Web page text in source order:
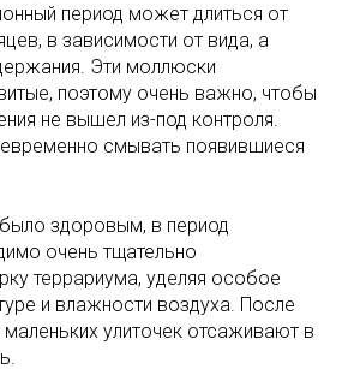
период может длиться от
в зависимости от вида, а
Эти моллюски
поэтому очень важно, чтобы
не вышел из-под контроля.
смывать появившиеся
здоровым, в период
очень тщательно
террариума, уделяя особое
и влажности воздуха. После
маленьких улиточек отсаживают в